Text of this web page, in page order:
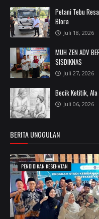
Petani Tebu
Blora
Juli 18, 2026
MUH ZEN ADV
SISDIKNAS
Juli 27, 2026
Becik Ketitik, Ala
Juli 06, 2026
BERITA UNGGULAN
PENDIDIKAN KESEHATAN